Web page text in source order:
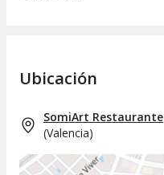
Ubicación
SomiArt Restaurante
(Valencia)